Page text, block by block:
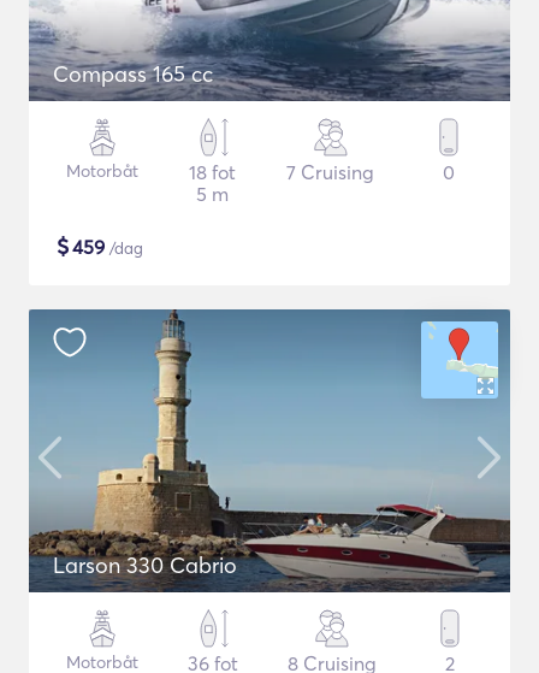
Compass 165 cc
Motorbåt
18 fot
5 m
7 Cruising 0
$459 /dag
Larson 330 Cabrio
Motorbåt
36 fot
8 Cruising 2